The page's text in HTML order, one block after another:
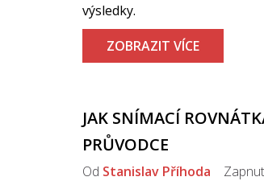
výsledky.
ZOBRAZIT VÍCE
JAK SNÍMACÍ
PRŮVODCE
Od Stanislav Příhoda